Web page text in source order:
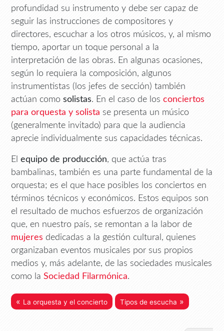
profundidad su instrumento y debe ser capaz de
seguir las instrucciones de compositores y
directores, escuchar a los otros músicos, y, al mismo
tiempo, aportar un toque personal a la
interpretación de las obras. En algunas ocasiones,
según lo requiera la composición, algunos
instrumentistas (los jefes de sección) también
actúan comosolistas. En el caso de losconciertos
para orquesta y solista se presenta un músico
(generalmente invitado) para que la audiencia
aprecie individualmente sus capacidades técnicas.
Elequipo de producción, que actúa tras
bambalinas, también es una parte fundamental de la
orquesta; es el que hace posibles los conciertos en
términos técnicos y económicos. Estos equipos son
el resultado de muchos esfuerzos de organización
que, en nuestro país, se remontan a la labor de
mujeres dedicadas a la gestión cultural, quienes
organizaban eventos musicales por sus propios
medios y, más adelante, de las sociedades musicales
como laSociedad Filarmónica.
« La orquesta y el concierto Tipos de escucha »